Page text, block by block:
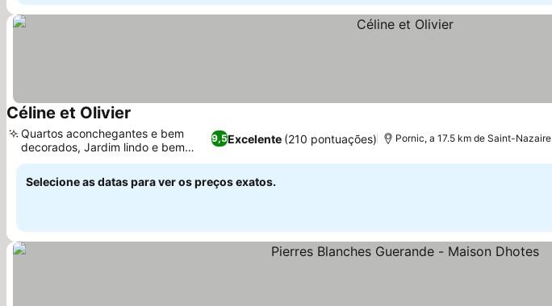
Céline et Olivier
9,5Excelente (210 pontuações)
Quartos aconchegantes e bem
decorados, Jardim lindo e bem
cuidado
Pornic, a 17.5 km de Saint-Nazaire
Selecione as datas para ver os preços exatos.